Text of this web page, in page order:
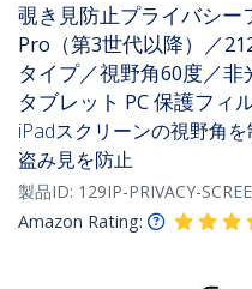
覗き見防止プライバシー
Pro（第3世代以降）／
タイプ／視野角60度／
タブレット PC 保護フィ
iPadスクリーンの視野角
盗み見を防止
製品ID: 129IP-PRIVACY-
Amazon Rating: